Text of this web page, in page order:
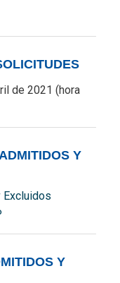
de 2021 (hora
Y
Y